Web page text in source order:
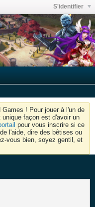
S'identifier
! Pour jouer à l'un de
façon est d'avoir un
pour vous inscrire si ce
l'aide, dire des bêtises ou
vous bien, soyez gentil, et